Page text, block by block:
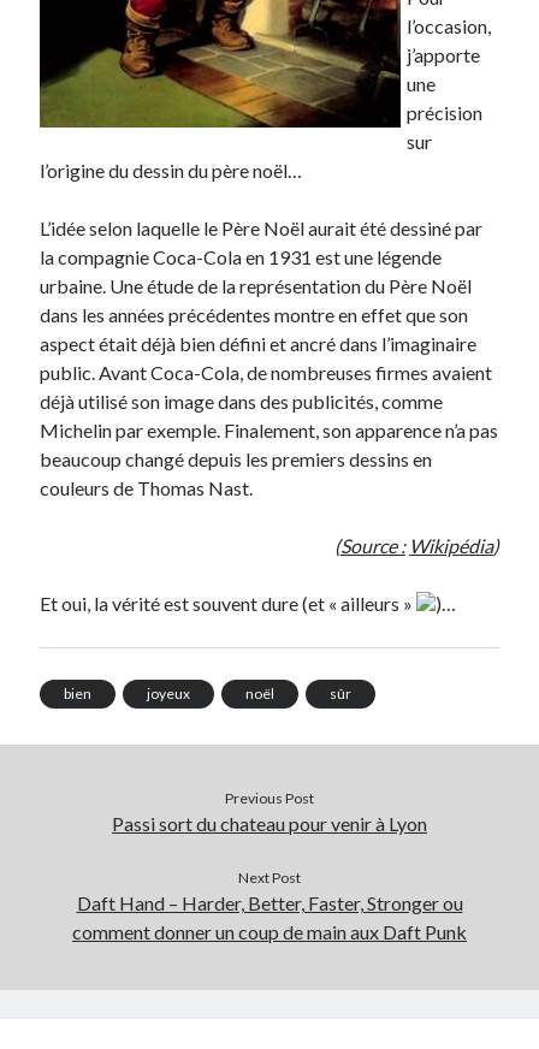
Derniers articles
Proxae ou comment prouver que vous aviez cette idée avant tout le
La Mesa Ya! ou comment trouver un bon restaurant sur la Costa Blanca
Banaya ou comment créer une marque élégante pour chiens et chats
confidentielles de façon sécurisée ?
Corriger l’erreur « ‘ps_tablename’ doesn’t exist » sur PrestaShop avec
Suivez-moi :)
l’occasion,
j’apporte
une
précision
sur
l’origine du dessin du père noël…
L’idée selon laquelle le Père Noël aurait été dessiné par
la compagnie Coca-Cola en 1931 est une légende
urbaine. Une étude de la représentation du Père Noël
dans les années précédentes montre en effet que son
aspect était déjà bien défini et ancré dans l’imaginaire
public. Avant Coca-Cola, de nombreuses firmes avaient
déjà utilisé son image dans des publicités, comme
Michelin par exemple. Finalement, son apparence n’a pas
beaucoup changé depuis les premiers dessins en
couleurs de Thomas Nast.
(Source : Wikipédia)
Et oui, la vérité est souvent dure (et « ailleurs » )…
bien joyeux noël sûr
Previous Post
Passi sort du chateau pour venir à Lyon
Next Post
Daft Hand – Harder, Better, Faster, Stronger ou
comment donner un coup de main aux Daft Punk